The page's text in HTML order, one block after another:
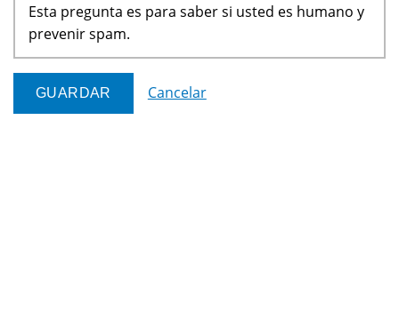
Esta pregunta es para saber si usted es humano y
prevenir spam.
Cancelar